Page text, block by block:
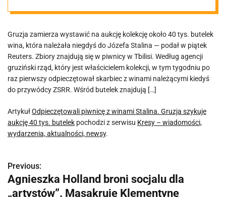
aukcję 40 tys.
butelek
Gruzja zamierza wystawić na aukcję kolekcję około 40 tys. butelek
wina, która należała niegdyś do Józefa Stalina — podał w piątek
Reuters. Zbiory znajdują się w piwnicy w Tbilisi. Według agencji
gruziński rząd, który jest właścicielem kolekcji, w tym tygodniu po
raz pierwszy odpieczętował skarbiec z winami należącymi kiedyś
do przywódcy ZSRR. Wśród butelek znajdują […]
ArtykułOdpieczętowali piwnicę z winami Stalina. Gruzja szykuje
aukcję 40 tys. butelek pochodzi z serwisu Kresy – wiadomości,
wydarzenia, aktualności, newsy.
N
a
Previous:
Agnieszka Holland broni socjalu dla
„artystów”. Masakruje Klementynę